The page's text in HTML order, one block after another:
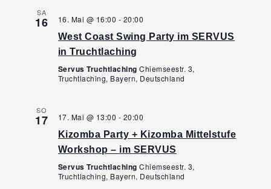
SA
16 16. Mai @ 16:00 - 20:00
West Coast Swing Party im SERVUS
in Truchtlaching
Servus TruchtlachingChiemseestr. 3,
Truchtlaching, Bayern, Deutschland
SO
17 17. Mai @ 13:00 - 20:00
Kizomba Party + Kizomba Mittelstufe
Workshop – im SERVUS
Servus TruchtlachingChiemseestr. 3,
Truchtlaching, Bayern, Deutschland